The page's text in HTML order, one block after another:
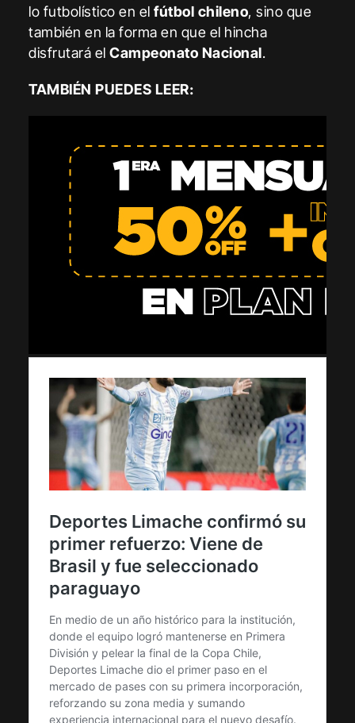
lo futbolístico en elfútbol chileno, sino que
también en la forma en que el hincha
disfrutará elCampeonato Nacional.
TAMBIÉN PUEDES LEER: